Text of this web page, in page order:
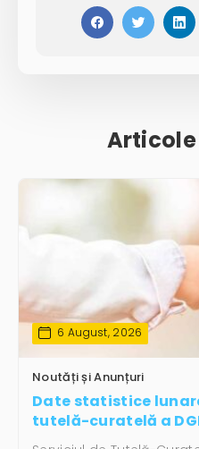
Articole
6 August, 2026
Noutăți și Anunțuri
Date statistice
tutelă-curatelă a